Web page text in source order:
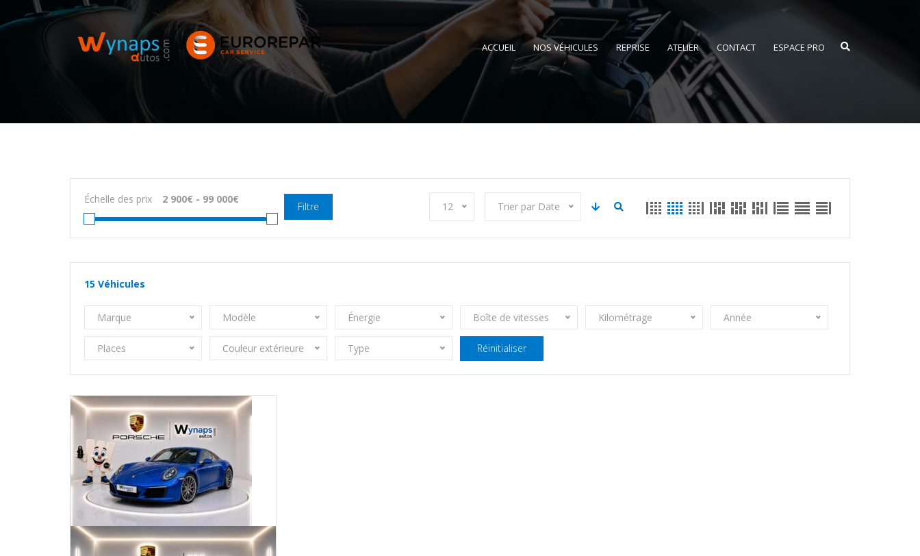
ACCUEIL NOS VÉHICULES REPRISE ATELIER CONTACT ESPACE PRO
Échelle des prix
Filtre 12 Trier par Date
15 Véhicules
Marque Modèle Énergie Boîte de vitesses Kilométrage Année
Places Couleur extérieure Type Réinitialiser